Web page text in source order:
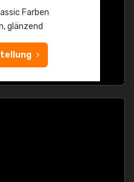
Farben
glänzend